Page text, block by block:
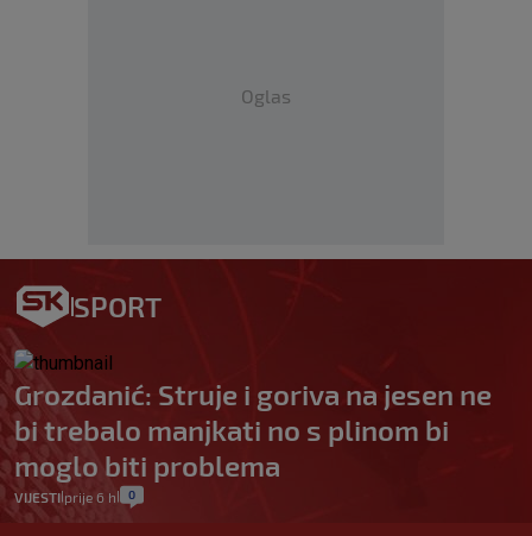
Oglas
SPORT
Grozdanić: Struje i goriva na jesen ne
bi trebalo manjkati no s plinom bi
moglo biti problema
VIJESTI| prije 6 h 0